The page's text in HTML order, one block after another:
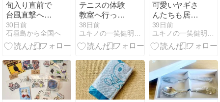
旬入り直前で
台風直撃へ／
現在は台風対
策でバタバタ
しております
30日前
石垣島から全国へ
テニスの体験
教室へ行って
きましたー！
38日前
ユキノの一笑健明な日々
可愛いヤギさ
んたちも居る
よ
39日前
ユキノの一笑健明な日々